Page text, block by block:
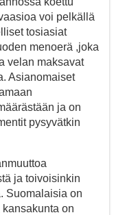
voi pelkällä
tosiasiat
menoerä ,joka
velan maksavat
Asianomaiset
ja on
pysyvätkin
ja toivoisinkin
Suomalaisia on
on